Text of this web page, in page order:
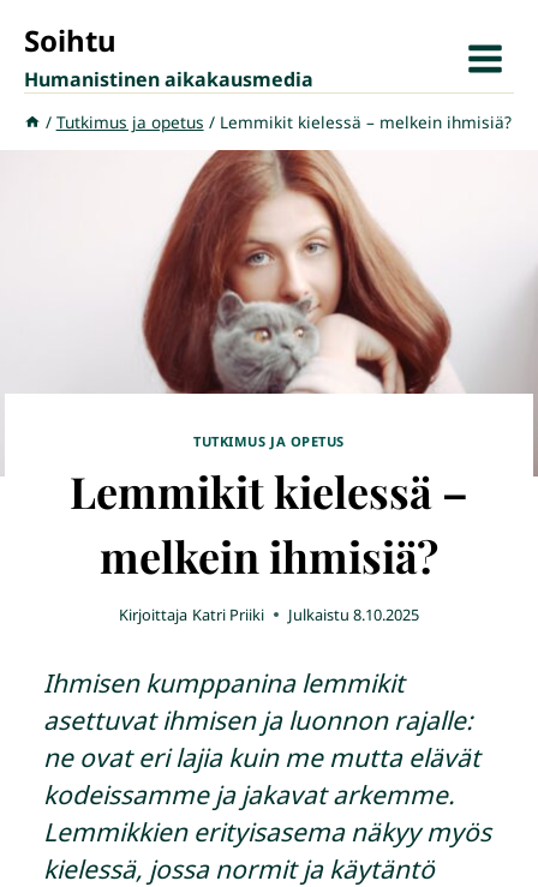
sisältöön
Soihtu
Humanistinen aikakausmedia
/ Tutkimus ja opetus / Lemmikit kielessä – melkein ihmisiä?
TUTKIMUS JA OPETUS
Lemmikit kielessä –
melkein ihmisiä?
Kirjoittaja Katri Priiki Julkaistu 8.10.2025
Ihmisen kumppanina lemmikit
asettuvat ihmisen ja luonnon rajalle:
ne ovat eri lajia kuin me mutta elävät
kodeissamme ja jakavat arkemme.
Lemmikkien erityisasema näkyy myös
kielessä, jossa normit ja käytäntö